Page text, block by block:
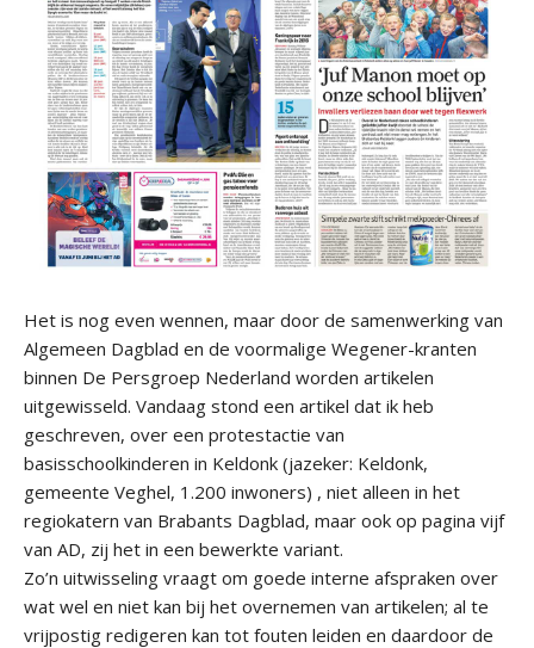
Het is nog even wennen, maar door de samenwerking van
Algemeen Dagblad en de voormalige Wegener-kranten
binnen De Persgroep Nederland worden artikelen
uitgewisseld. Vandaag stond een artikel dat ik heb
geschreven, over een protestactie van
basisschoolkinderen in Keldonk (jazeker: Keldonk,
gemeente Veghel, 1.200 inwoners) , niet alleen in het
regiokatern van Brabants Dagblad, maar ook op pagina vijf
van AD, zij het in een bewerkte variant.
Zo’n uitwisseling vraagt om goede interne afspraken over
wat wel en niet kan bij het overnemen van artikelen; al te
vrijpostig redigeren kan tot fouten leiden en daardoor de